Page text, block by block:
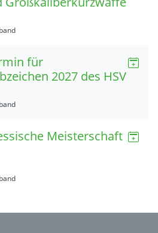
für
2027 des HSV
Meisterschaft